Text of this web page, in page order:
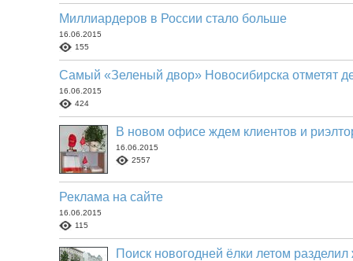
Миллиардеров в России стало больше
16.06.2015
155
Самый «Зеленый двор» Новосибирска отметят
16.06.2015
424
В новом офисе ждем клиентов и
16.06.2015
2557
Реклама на сайте
16.06.2015
115
Поиск новогодней ёлки летом